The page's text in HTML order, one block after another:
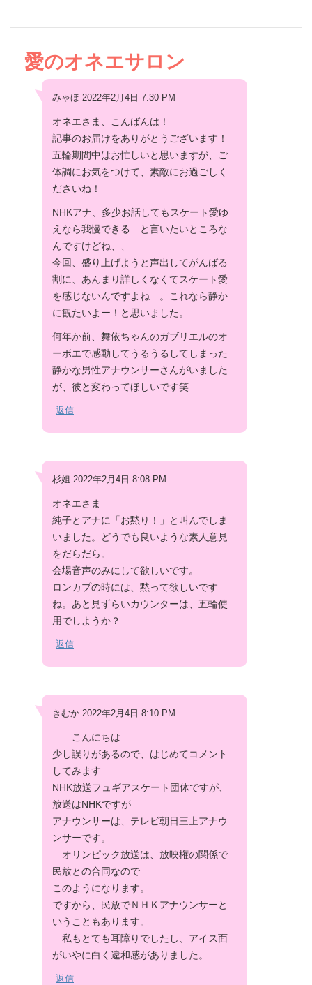
愛のオネエサロン
みゃほ 2022年2月4日 7:30 PM
オネエさま、こんばんは！
記事のお届けをありがとうございます！
五輪期間中はお忙しいと思いますが、ご
体調にお気をつけて、素敵にお過ごしく
ださいね！
NHKアナ、多少お話してもスケート愛ゆ
えなら我慢できる…と言いたいところな
んですけどね、、
今回、盛り上げようと声出してがんばる
割に、あんまり詳しくなくてスケート愛
を感じないんですよね…。これなら静か
に観たいよー！と思いました。
何年か前、舞依ちゃんのガブリエルのオ
ーボエで感動してうるうるしてしまった
静かな男性アナウンサーさんがいました
が、彼と変わってほしいです笑
返信
杉姐 2022年2月4日 8:08 PM
オネエさま
純子とアナに「お黙り！」と叫んでしま
いました。どうでも良いような素人意見
をだらだら。
会場音声のみにして欲しいです。
ロンカプの時には、黙って欲しいです
ね。あと見ずらいカウンターは、五輪使
用でしようか？
返信
きむか 2022年2月4日 8:10 PM
こんにちは
少し誤りがあるので、はじめてコメント
してみます
NHK放送フュギアスケート団体ですが、
放送はNHKですが
アナウンサーは、テレビ朝日三上アナウ
ンサーです。
オリンピック放送は、放映権の関係で
民放との合同なので
このようになります。
ですから、民放でＮＨＫアナウンサーと
いうこともあります。
私もとても耳障りでしたし、アイス面
がいやに白く違和感がありました。
返信